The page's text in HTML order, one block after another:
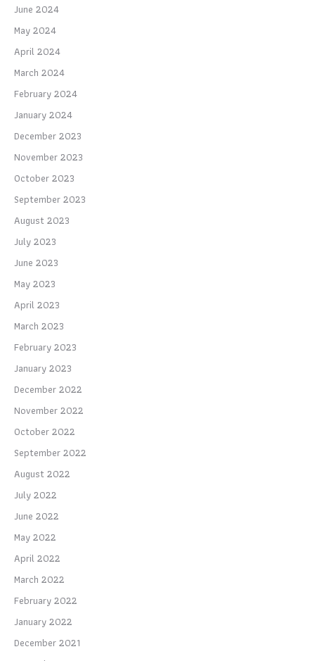
June 2024
May 2024
April 2024
March 2024
February 2024
January 2024
December 2023
November 2023
October 2023
September 2023
August 2023
July 2023
June 2023
May 2023
April 2023
March 2023
February 2023
January 2023
December 2022
November 2022
October 2022
September 2022
August 2022
July 2022
June 2022
May 2022
April 2022
March 2022
February 2022
January 2022
December 2021